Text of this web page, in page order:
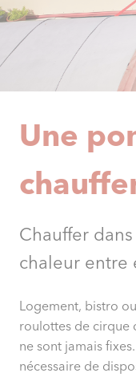
Une
Chauffer
chaleur entre
Logement, bistro
roulottes de cirque
ne sont jamais
nécessaire de